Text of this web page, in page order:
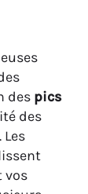
des pics
des
vos